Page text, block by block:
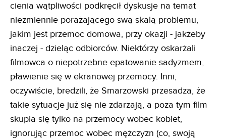
cienia wątpliwości podkręcił dyskusje na temat
niezmiennie porażającego swą skalą problemu,
jakim jest przemoc domowa, przy okazji - jakżeby
inaczej - dzieląc odbiorców. Niektórzy oskarżali
filmowca o niepotrzebne epatowanie sadyzmem,
pławienie się w ekranowej przemocy. Inni,
oczywiście, bredzili, że Smarzowski przesadza, że
takie sytuacje już się nie zdarzają, a poza tym film
skupia się tylko na przemocy wobec kobiet,
ignorując przemoc wobec mężczyzn (co, swoją